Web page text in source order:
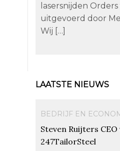
lasersnijden
uitgevoerd door
Wij […]
LAATSTE NIEUWS
BEDRIJF EN
Steven Ruijters CEO
247TailorSteel